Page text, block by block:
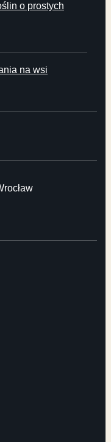
o prostych
na wsi